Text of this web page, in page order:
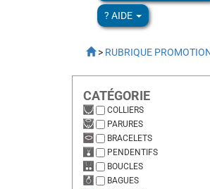
? AIDE
> RUBRIQUE
CATÉGORIE
COLLIERS
PARURES
BRACELETS
PENDENTIFS
BOUCLES
BAGUES